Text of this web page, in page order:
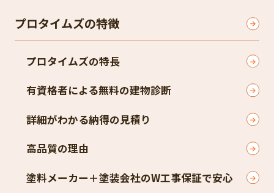
プロタイムズの特徴
プロタイムズの特長
有資格者による無料の建物診断
詳細がわかる納得の見積り
高品質の理由
塗料メーカー＋塗装会社のW工事保証で安心